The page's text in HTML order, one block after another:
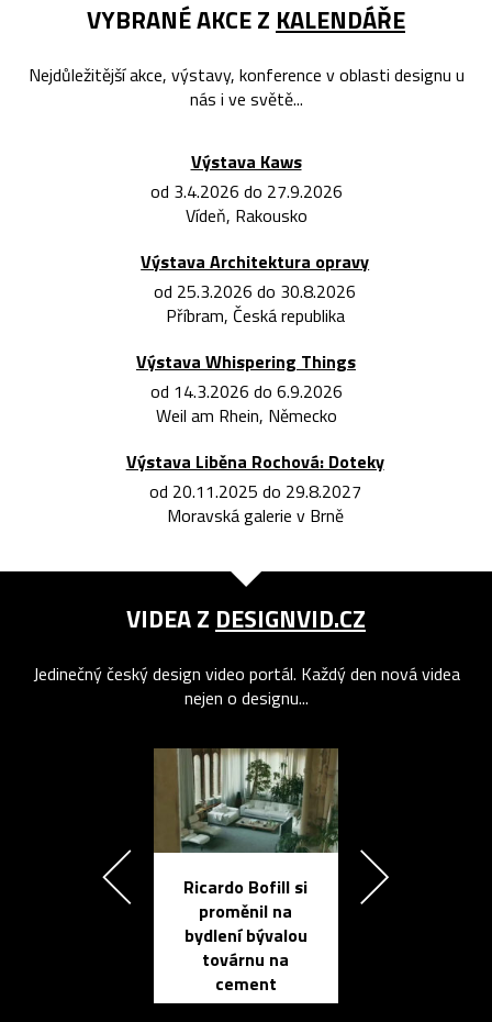
VYBRANÉ AKCE Z KALENDÁŘE
Nejdůležitější akce, výstavy, konference v oblasti designu u
nás i ve světě...
Výstava Kaws
od 3.4.2026 do 27.9.2026
Vídeň, Rakousko
Výstava Architektura opravy
od 25.3.2026 do 30.8.2026
Příbram, Česká republika
Výstava Whispering Things
od 14.3.2026 do 6.9.2026
Weil am Rhein, Německo
Výstava Liběna Rochová: Doteky
od 20.11.2025 do 29.8.2027
Moravská galerie v Brně
VIDEA Z DESIGNVID.CZ
Jedinečný český design video portál. Každý den nová videa
nejen o designu...
Ricardo Bofill si
proměnil na
bydlení bývalou
továrnu na
cement